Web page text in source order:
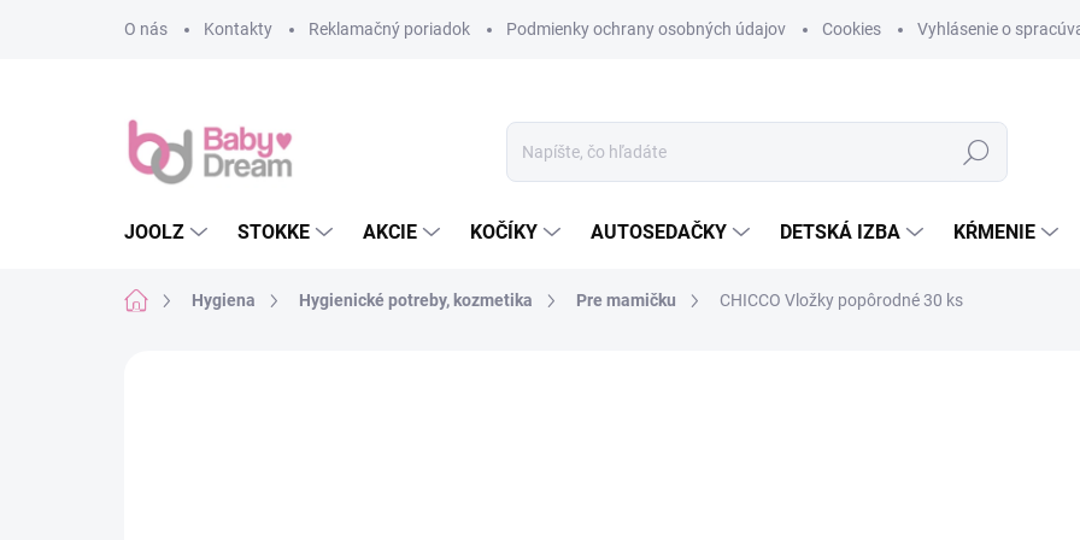
O nás
Kontakty Reklamačný poriadok Podmienky ochrany osobných údajov Cookies Vyhlásenie o
Hľadať
JOOLZ STOKKE AKCIE KOČÍKY AUTOSEDAČKY DETSKÁ IZBA KŔMENIE
DomovHygiena Hygienické potreby, kozmetika Pre mamičku CHICCO Vložky popôrodné 30 ks